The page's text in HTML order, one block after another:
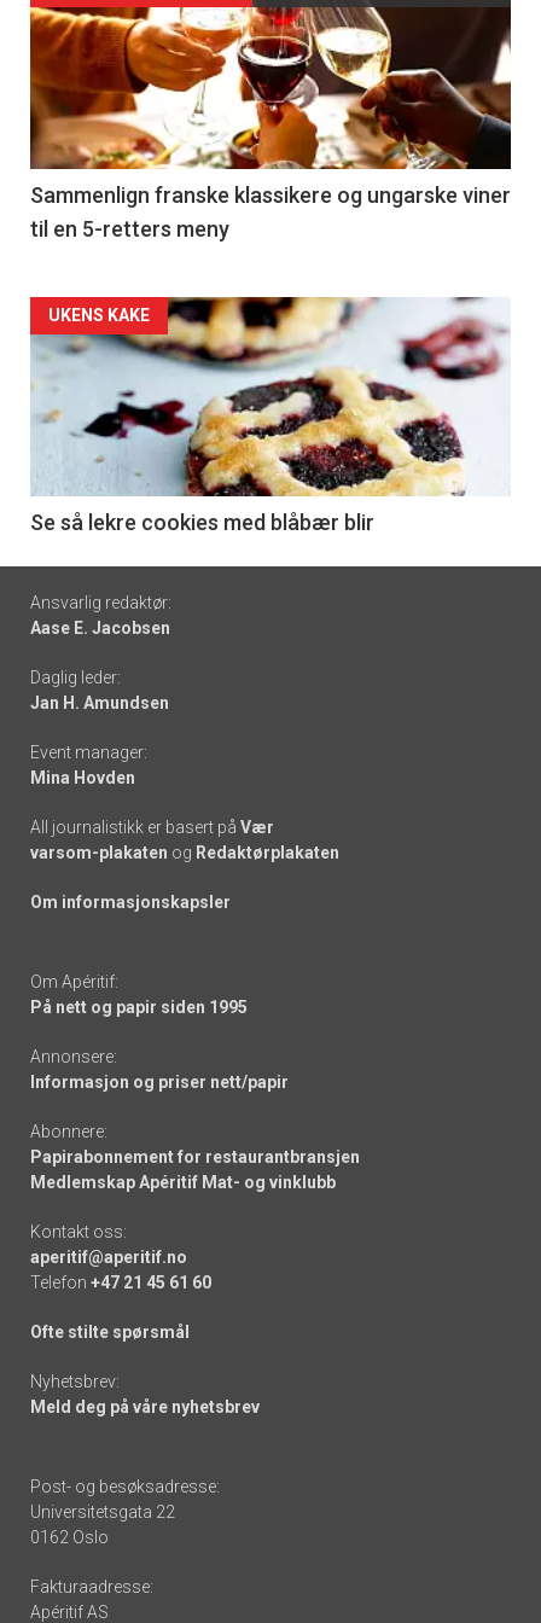
akkurat
nå
-
5
Sammenlign franske klassikere og ungarske viner
til en 5-retters meny
Forsiden
akkurat
nå
6
UKENS KAKE
Se så lekre cookies med blåbær blir
Footer
-
links
Ansvarlig redaktør:
Aase E. Jacobsen
Daglig leder:
Jan H. Amundsen
Event manager:
Mina Hovden
All journalistikk er basert på Vær
varsom-plakaten og Redaktørplakaten
Om informasjonskapsler
Om Apéritif:
På nett og papir siden 1995
Annonsere:
Informasjon og priser nett/papir
Abonnere:
Papirabonnement for restaurantbransjen
Medlemskap Apéritif Mat- og vinklubb
Kontakt oss:
aperitif@aperitif.no
Telefon +47 21 45 61 60
Ofte stilte spørsmål
Nyhetsbrev:
Meld deg på våre nyhetsbrev
Post- og besøksadresse:
Universitetsgata 22
0162 Oslo
Fakturaadresse:
Apéritif AS